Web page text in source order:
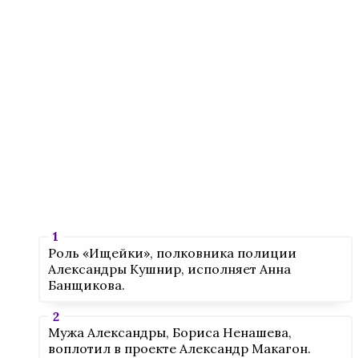
Роль «Ищейки», полковника полиции
Александры Кушнир, исполняет Анна
Банщикова.
Мужа Александры, Бориса Ненашева,
воплотил в проекте Александр Макагон.